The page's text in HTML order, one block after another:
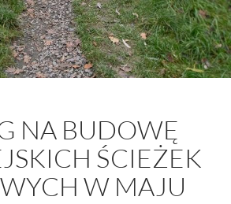
NA BUDOWĘ
ŚCIEŻEK
W MAJU